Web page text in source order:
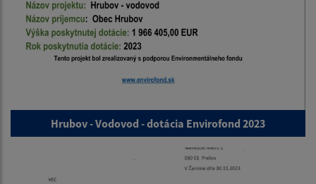
Hrubov - Vodovod - dotácia Envirofond 2023